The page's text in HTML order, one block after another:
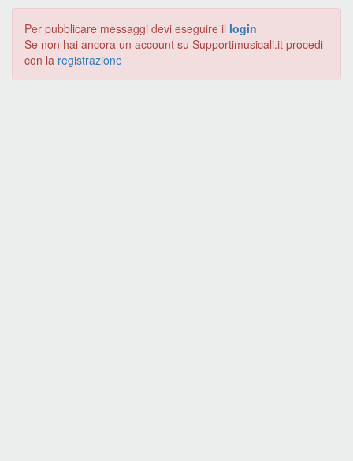
Per pubblicare messaggi devi eseguire il login
Se non hai ancora un account su Supportimusicali.it procedi
con la registrazione